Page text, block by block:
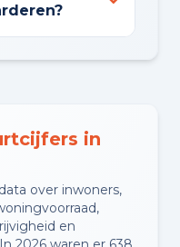
in
over inwoners,
en